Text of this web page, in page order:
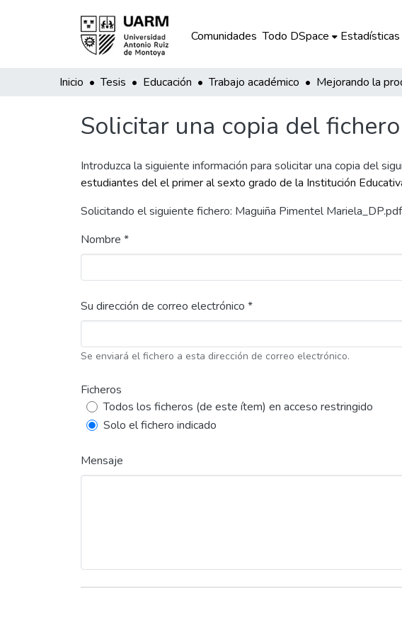
Comunidades Todo DSpace Estadísticas
Inicio Tesis Educación Trabajo académico
Solicitar una copia del fichero
Introduzca la siguiente información para solicitar una copia del
estudiantes del el primer al sexto grado de la Institución
Solicitando el siguiente fichero: Maguiña Pimentel Mariela_DP.pdf
Nombre *
Su dirección de correo electrónico *
Se enviará el fichero a esta dirección de correo electrónico.
Ficheros
Todos los ficheros (de este ítem) en acceso restringido
Solo el fichero indicado
Mensaje